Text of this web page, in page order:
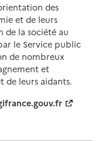
des
et de leurs
de la société au
le Service public
de nombreux
et
de leurs aidants.